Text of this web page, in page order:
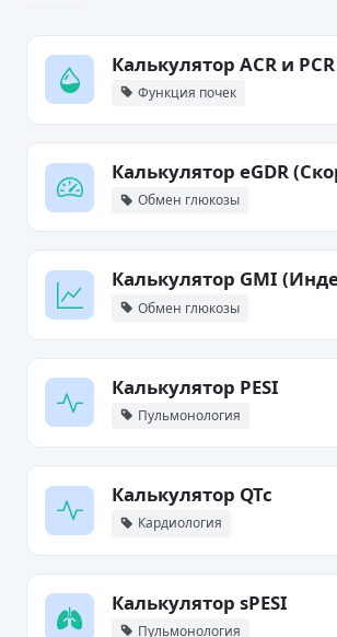
Калькулятор ACR и PCR
Функция почек
Обмен глюкозы
Обмен глюкозы
Калькулятор PESI
Пульмонология
Калькулятор QTc
Кардиология
Калькулятор sPESI
Пульмонология